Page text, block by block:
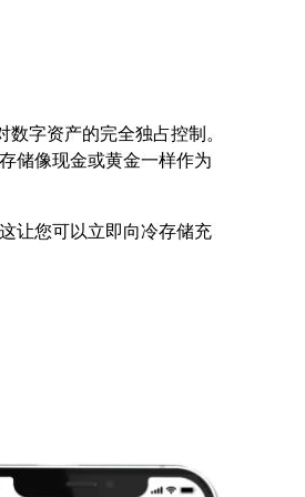
字资产的完全独占控制。
储像现金或黄金一样作为
让您可以立即向冷存储充